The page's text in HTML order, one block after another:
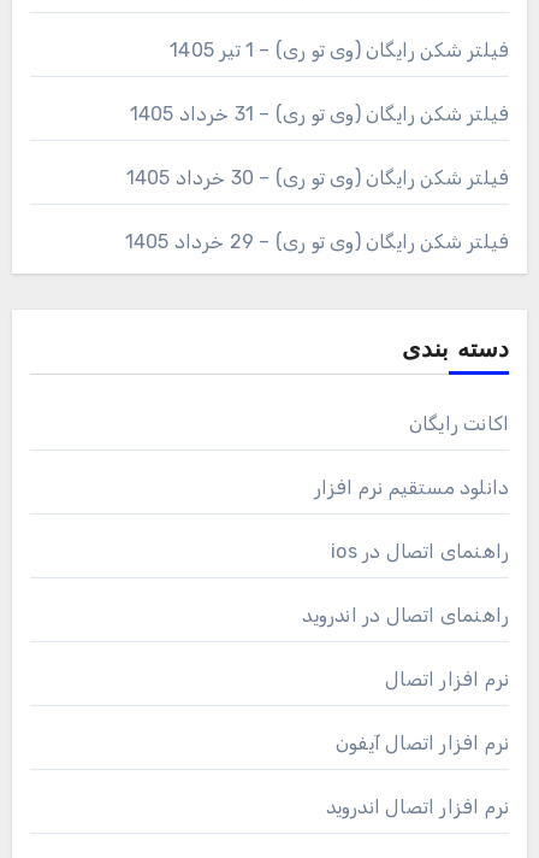
فیلتر شکن رایگان (وی تو ری) – 1 تیر 1405
فیلتر شکن رایگان (وی تو ری) – 31 خرداد 1405
فیلتر شکن رایگان (وی تو ری) – 30 خرداد 1405
فیلتر شکن رایگان (وی تو ری) – 29 خرداد 1405
دسته بندی
اکانت رایگان
دانلود مستقیم نرم افزار
راهنمای اتصال در ios
راهنمای اتصال در اندروید
نرم افزار اتصال
نرم افزار اتصال آیفون
نرم افزار اتصال اندروید